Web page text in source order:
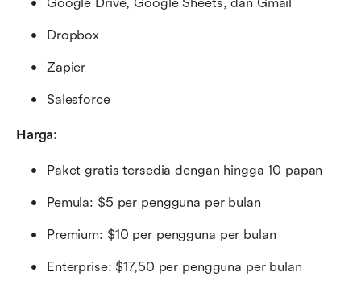
Google Drive, Google Sheets, dan Gmail
Dropbox
Zapier
Salesforce
Harga:
Paket gratis tersedia dengan hingga 10 papan
Pemula: $5 per pengguna per bulan
Premium: $10 per pengguna per bulan
Enterprise: $17,50 per pengguna per bulan